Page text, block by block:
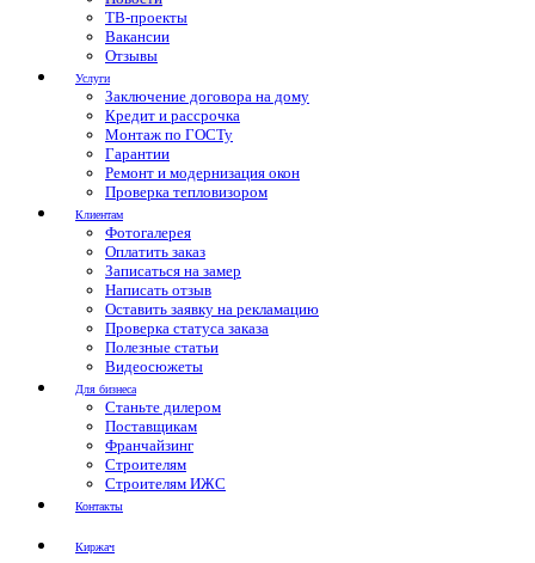
ТВ-проекты
Вакансии
Отзывы
Услуги
Заключение договора на дому
Кредит и рассрочка
Монтаж по ГОСТу
Гарантии
Ремонт и модернизация окон
Проверка тепловизором
Клиентам
Фотогалерея
Оплатить заказ
Записаться на замер
Написать отзыв
Оставить заявку на рекламацию
Проверка статуса заказа
Полезные статьи
Видеосюжеты
Для бизнеса
Станьте дилером
Поставщикам
Франчайзинг
Строителям
Строителям ИЖС
Контакты
Киржач